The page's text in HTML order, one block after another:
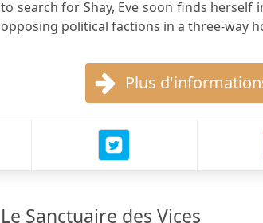
to search for Shay, Eve soon finds
opposing political factions in a three-way
Plus
Le Sanctuaire des Vices